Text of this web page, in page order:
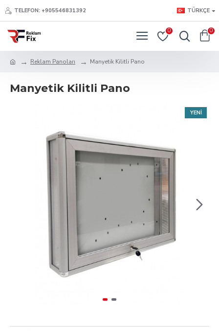
TELEFON: +905546831392 TÜRKÇE
0 0
Reklam Panoları Manyetik Kilitli Pano
Manyetik Kilitli Pano
YENI